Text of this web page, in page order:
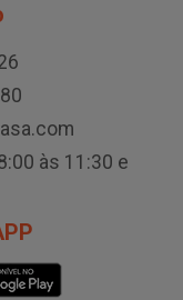
às 11:30 e